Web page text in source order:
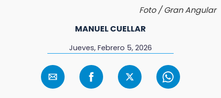
Foto / Gran Angular
MANUEL CUELLAR
Jueves, Febrero 5, 2026